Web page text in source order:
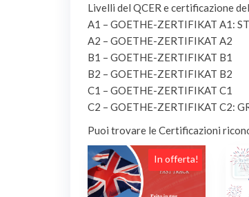
Livelli del QCER e certificazione
A1 – GOETHE-ZERTIFIKAT A1:
A2 – GOETHE-ZERTIFIKAT A2
B1 – GOETHE-ZERTIFIKAT B1
B2 – GOETHE-ZERTIFIKAT B2
C1 – GOETHE-ZERTIFIKAT C1
C2 – GOETHE-ZERTIFIKAT C2:
Puoi trovare le Certificazioni
In offerta!